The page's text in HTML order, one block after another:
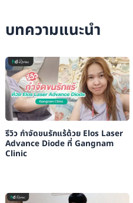
บทความแนะนำ
รีวิว กำจัดขนรักแร้ด้วย Elos Laser
Advance Diode ที่ Gangnam
Clinic